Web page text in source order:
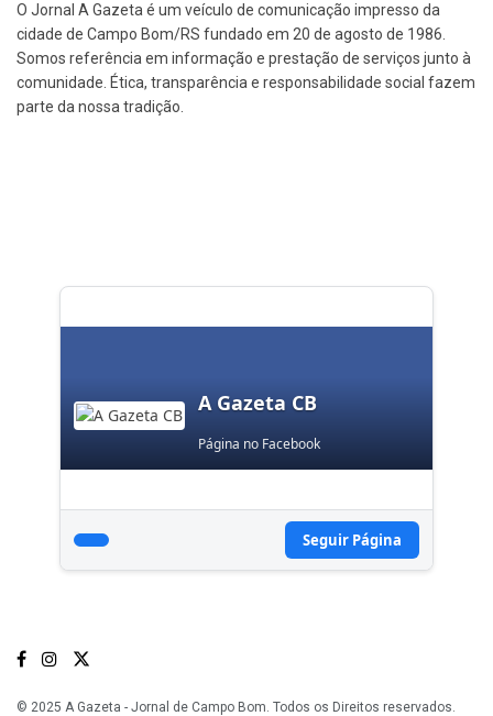
O Jornal A Gazeta é um veículo de comunicação impresso da
cidade de Campo Bom/RS fundado em 20 de agosto de 1986.
Somos referência em informação e prestação de serviços junto à
comunidade. Ética, transparência e responsabilidade social fazem
parte da nossa tradição.
A Gazeta CB
Página no Facebook
Seguir Página
© 2025 A Gazeta - Jornal de Campo Bom. Todos os Direitos reservados.